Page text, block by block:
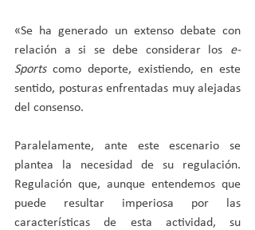
«Se ha generado un extenso debate con
relación a si se debe considerar los e-
Sports como deporte, existiendo, en este
sentido, posturas enfrentadas muy alejadas
del consenso.
Paralelamente, ante este escenario se
plantea la necesidad de su regulación.
Regulación que, aunque entendemos que
puede resultar imperiosa por las
características de esta actividad, su